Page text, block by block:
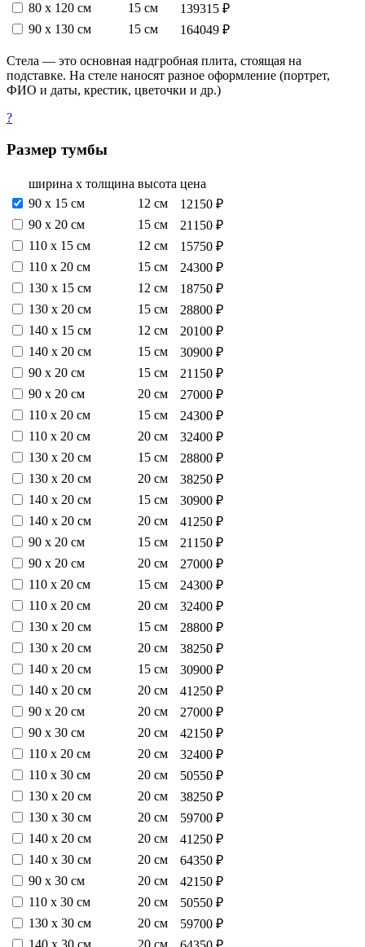
80 х 120 см
15 см
139315 ₽
90 х 130 см
15 см 164049 ₽
Стела — это основная надгробная плита, стоящая на
подставке. На стеле наносят разное оформление (портрет,
ФИО и даты, крестик, цветочки и др.)
?
Размер тумбы
ширина х толщина высота цена
90 х 15 см
12 см
12150 ₽
90 х 20 см
15 см
21150 ₽
110 х 15 см
12 см
15750 ₽
110 х 20 см
15 см
24300 ₽
130 х 15 см
12 см
18750 ₽
130 х 20 см
15 см
28800 ₽
140 х 15 см
12 см
20100 ₽
140 х 20 см
15 см
30900 ₽
90 х 20 см
15 см
21150 ₽
90 х 20 см
20 см
27000 ₽
110 х 20 см
15 см
24300 ₽
110 х 20 см
20 см
32400 ₽
130 х 20 см
15 см
28800 ₽
130 х 20 см
20 см
38250 ₽
140 х 20 см
15 см
30900 ₽
140 х 20 см
20 см
41250 ₽
90 х 20 см
15 см
21150 ₽
90 х 20 см
20 см
27000 ₽
110 х 20 см
15 см
24300 ₽
110 х 20 см
20 см
32400 ₽
130 х 20 см
15 см
28800 ₽
130 х 20 см
20 см
38250 ₽
140 х 20 см
15 см
30900 ₽
140 х 20 см
20 см
41250 ₽
90 х 20 см
20 см
27000 ₽
90 х 30 см
20 см
42150 ₽
110 х 20 см
20 см
32400 ₽
110 х 30 см
20 см
50550 ₽
130 х 20 см
20 см
38250 ₽
130 х 30 см
20 см
59700 ₽
140 х 20 см
20 см
41250 ₽
140 х 30 см
20 см
64350 ₽
90 х 30 см
20 см
42150 ₽
110 х 30 см
20 см
50550 ₽
130 х 30 см
20 см
59700 ₽
140 х 30 см
20 см